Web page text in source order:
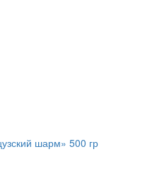
шарм» 500 гр